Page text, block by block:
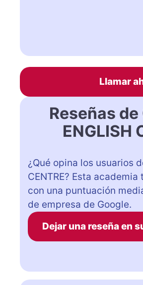
Llamar
Reseñas de
ENGLISH
¿Qué opina los usuarios
CENTRE? Esta
con una puntuación
de empresa de Google.
Dejar una reseña en